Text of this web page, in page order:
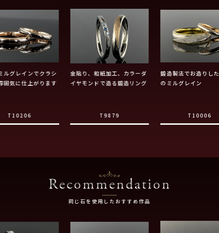
ルグレインでクラシ
囲気に仕上がります
T10206
金貼り、和紙加工、カラーダ
イヤモンドで造る鍛造リング
T9879
鍛造製法でお造りし
のミルグレイン
T10006
Recommendation
同じ石を使用したおすすめ作品